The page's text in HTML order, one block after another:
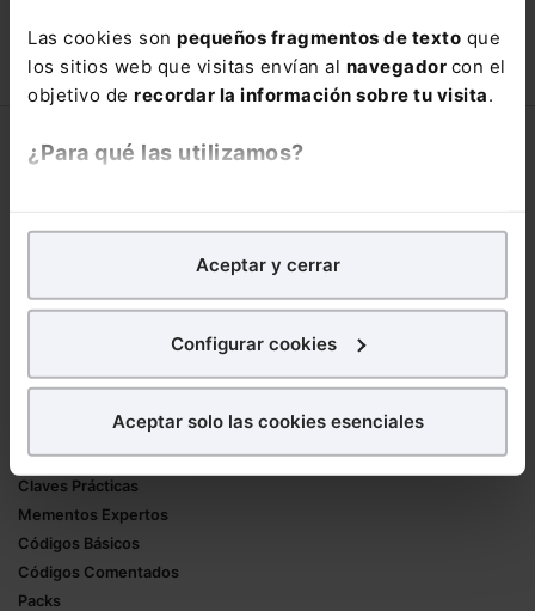
Las cookies son pequeños fragmentos de texto que
los sitios web que visitas envían al navegador con el
objetivo de recordar la información sobre tu visita.
¿Para qué las utilizamos?
analíticospara tratar demejorar tu experienciaen
nuestra página web. También con fines publicitarios,
para poder mostrarte publicidad y contenidos de tu
¿Qué puedes hacer?
experiencia en la web sea óptima
todas las cookies excepto aquellas imprescindibles.
También puedes
seleccionar solo aquellas que quieras permitir en tu
Aceptar y cerrar
Configurar cookies
Aceptar solo las cookies esenciales
150,00€ 90,00€
COMPRAR
Corporativo
Nuestro equipo
Formularios Jurídicos
Manuales de Derecho
Claves Prácticas
Mementos Expertos
Códigos Básicos
Códigos Comentados
Packs